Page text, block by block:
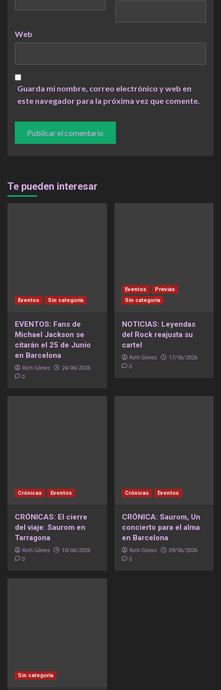
Web
Guarda mi nombre, correo electrónico y web en
este navegador para la próxima vez que comente.
Te pueden interesar
Eventos Sin categoría
EVENTOS: Fans de
Michael Jackson se
citarán el 25 de Junio
en Barcelona
Ruth Gómez 24/06/2026
0
Eventos
Previas
Sin categoría
NOTICIAS: Leyendas
del Rock reajusta su
cartel
Ruth Gómez 17/06/2026
0
Crónicas Eventos
CRÓNICAS: El cierre
del viaje: Saurom en
Tarragona
Ruth Gómez 10/06/2026
0
Crónicas Eventos
CRÓNICA: Saurom, Un
concierto para el alma
en Barcelona
Ruth Gómez 09/06/2026
0
Sin categoría